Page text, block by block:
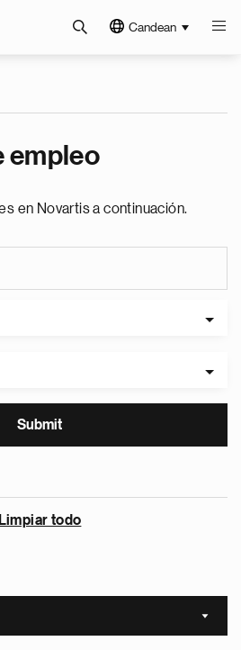
Candean
empleo
en Novartis a continuación.
Limpiar todo
Sort